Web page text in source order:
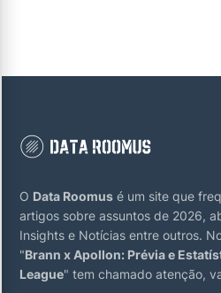
O Data Roomus é um site que
artigos sobre assuntos de 2026,
Insights e Notícias entre outros.
"Brann x Apollon: Prévia e
League" tem chamado atenção,